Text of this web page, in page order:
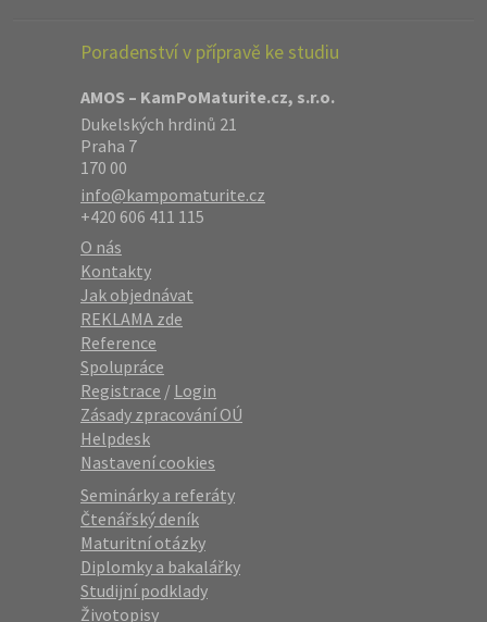
Poradenství v přípravě ke studiu
AMOS – KamPoMaturite.cz, s.r.o.
Dukelských hrdinů 21
Praha 7
170 00
info@kampomaturite.cz
+420 606 411 115
O nás
Kontakty
Jak objednávat
REKLAMA zde
Reference
Spolupráce
Registrace / Login
Zásady zpracování OÚ
Helpdesk
Nastavení cookies
Seminárky a referáty
Čtenářský deník
Maturitní otázky
Diplomky a bakalářky
Studijní podklady
Životopisy